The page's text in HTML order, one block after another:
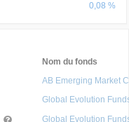
0,08 %
Nom du fonds
AB Emerging Market
Global Evolution
Global Evolution